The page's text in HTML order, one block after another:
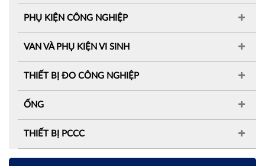
PHỤ KIỆN CÔNG NGHIỆP
VAN VÀ PHỤ KIỆN VI SINH
THIẾT BỊ ĐO CÔNG NGHIỆP
ỐNG
THIẾT BỊ PCCC